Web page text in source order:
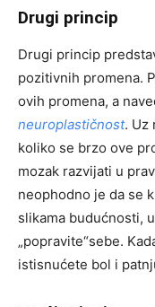
Drugi princip
Drugi princip
pozitivnih promena.
ovih promena, a
neuroplastičnost. Uz
koliko se brzo ove
mozak razvijati u
neophodno je da se
slikama budućnosti,
„popravite“sebe.
istisnućete bol i